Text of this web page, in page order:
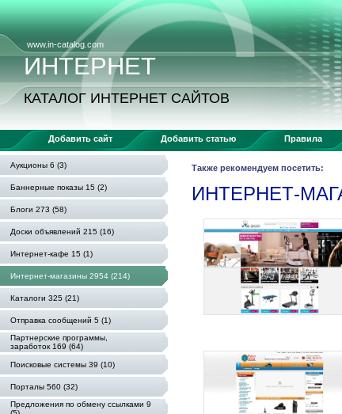
www.in-catalog.com
ИНТЕРНЕТ
КАТАЛОГ ИНТЕРНЕТ САЙТОВ
Добавить сайт Добавить статью Правила
Аукционы 6 (3)
Баннерные показы 15 (2)
Блоги 273 (58)
Доски объявлений 215 (16)
Интернет-кафе 15 (1)
Интернет-магазины 2954 (214)
Каталоги 325 (21)
Отправка сообщений 5 (1)
Партнерские программы,
заработок 169 (64)
Поисковые системы 39 (10)
Порталы 560 (32)
Предложения по обмену ссылками 9
Также рекомендуем посетить:
ИНТЕРНЕТ-